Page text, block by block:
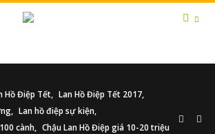
Hồ Điệp Tết, Lan Hồ Điệp Tết 2017,
, Lan hồ điệp sự kiện,
cành, Chậu Lan Hồ Điệp giá 10-20 triệu